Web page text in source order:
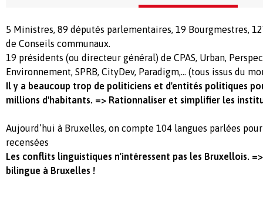
5 Ministres, 89 députés parlementaires, 19 Bourgmestres,
de Conseils communaux.
19 présidents (ou directeur général) de CPAS, Urban,
Environnement, SPRB, CityDev, Paradigm,... (tous issus du
Il y a beaucoup trop de politiciens et d'entités politiques
millions d'habitants. => Rationnaliser et simplifier les
Aujourd’hui à Bruxelles, on compte 104 langues parlées
recensées
Les conflits linguistiques n'intéressent pas les Bruxellois.
bilingue à Bruxelles !